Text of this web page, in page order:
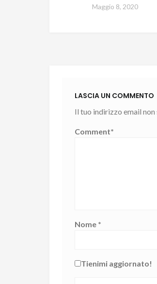
Maggio 8, 2020
LASCIA UN COMMENTO
Il tuo indirizzo email
Comment*
Nome *
Tienimi aggiornato!